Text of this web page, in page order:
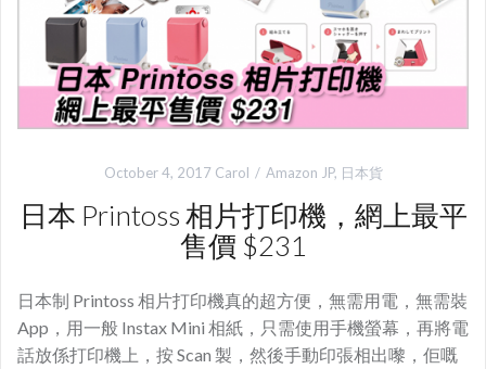
October 4, 2017 Carol Amazon JP, 日本貨
日本 Printoss 相片打印機，網上最平
售價 $231
日本制 Printoss 相片打印機真的超方便，無需用電，無需裝
App，用一般 Instax Mini 相紙，只需使用手機螢幕，再將電
話放係打印機上，按 Scan 製，然後手動印張相出嚟，佢嘅